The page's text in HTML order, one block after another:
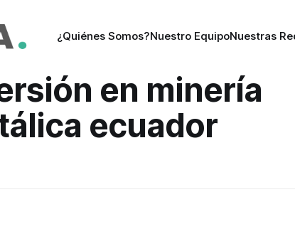
¿Quiénes Somos?Nuestro EquipoNuestras
en minería
ecuador